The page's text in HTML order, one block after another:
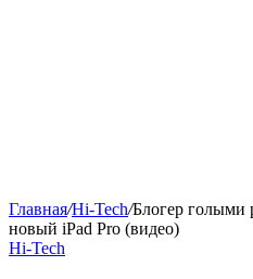
Главная/Hi-Tech/Блогер голыми
новый iPad Pro (видео)
Hi-Tech